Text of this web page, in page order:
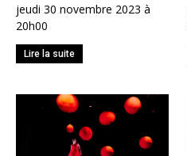
jeudi 30 novembre 2023 à
20h00
Lire la suite